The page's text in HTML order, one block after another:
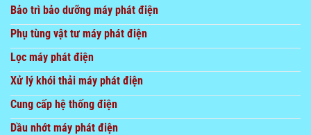
Bảo trì bảo dưỡng máy phát điện
Phụ tùng vật tư máy phát điện
Lọc máy phát điện
Xử lý khói thải máy phát điện
Cung cấp hệ thống điện
Dầu nhớt máy phát điện